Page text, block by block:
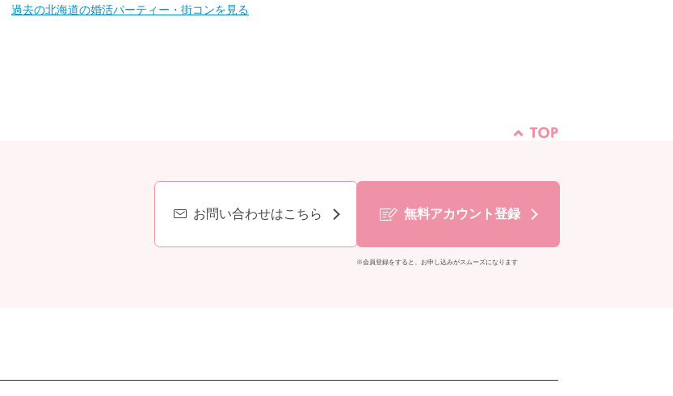
過去の北海道の婚活パーティー・街コンを見る
お問い合わせはこちら 無料アカウント登録
※会員登録をすると、お申し込みがスムーズになります